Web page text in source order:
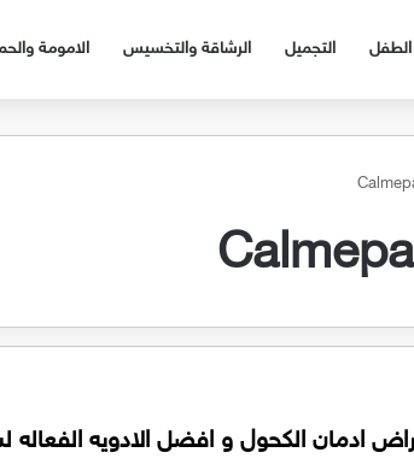
التجميل الرشاقة والتخسيس الامومة
ادمان الكحول و افضل الادويه الفعاله